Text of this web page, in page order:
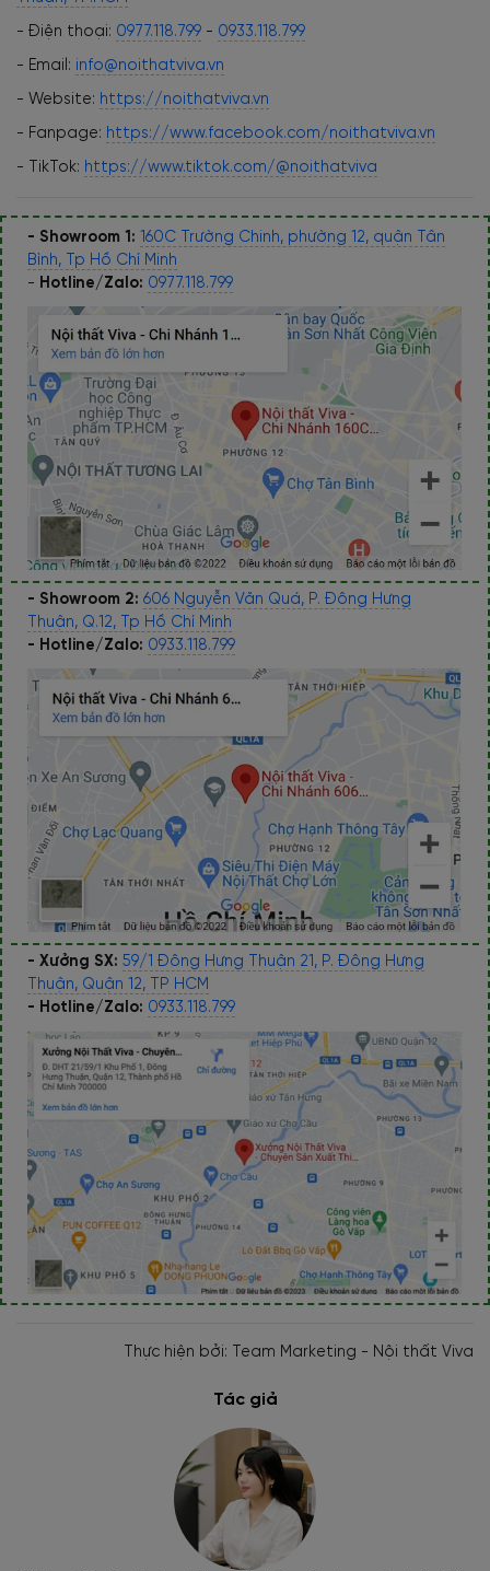
- Điện thoại: 0977.118.799 - 0933.118.799
- Email: info@noithatviva.vn
- Website: https://noithatviva.vn
- Fanpage: https://www.facebook.com/noithatviva.vn
- TikTok: https://www.tiktok.com/@noithatviva
- Showroom 1: 160C Trường Chinh, phường 12, quận Tân
Bình, Tp Hồ Chí Minh
- Hotline/Zalo: 0977.118.799
- Showroom 2: 606 Nguyễn Văn Quá, P. Đông Hưng
Thuận, Q.12, Tp Hồ Chí Minh
- Hotline/Zalo: 0933.118.799
- Xưởng SX: 59/1 Đông Hưng Thuận 21, P. Đông Hưng
Thuận, Quận 12, TP HCM
- Hotline/Zalo: 0933.118.799
Thực hiện bởi: Team Marketing - Nội thất Viva
Tác giả